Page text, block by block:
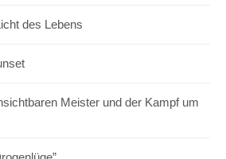
des Lebens
Meister und der Kampf um